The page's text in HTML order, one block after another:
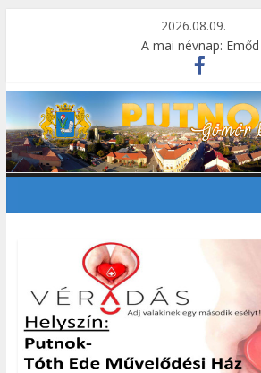
2026.08.09.
A mai névnap: Emőd